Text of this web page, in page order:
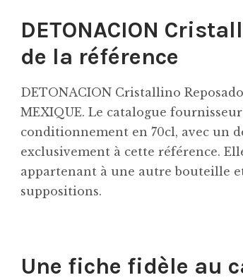
DETONACION
de la référence
DETONACION Cristallino
MEXIQUE. Le catalogue
conditionnement en 70cl, avec un
exclusivement à cette référence.
appartenant à une autre bouteille
suppositions.
Une fiche fidèle au